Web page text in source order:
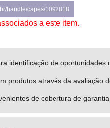
handle/capes/1092818
a este item.
identificação de oportunidades
produtos através da avaliação
de cobertura de garantia